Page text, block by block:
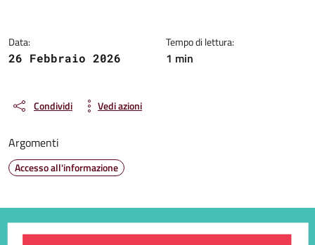
Data:
26 Febbraio 2026
Tempo di lettura:
1 min
Condividi Vedi azioni
Argomenti
Accesso all'informazione